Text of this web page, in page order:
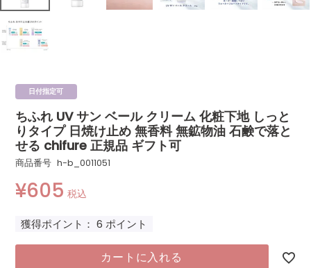
日付指定可
ちふれ UV サン ベール クリーム 化粧下地 しっと
りタイプ 日焼け止め 無香料 無鉱物油 石鹸で落と
せる chifure 正規品 ギフト可
商品番号 h-b_0011051
¥605 税込
獲得ポイント： 6 ポイント
カートに入れる